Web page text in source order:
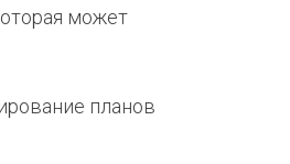
может
планов